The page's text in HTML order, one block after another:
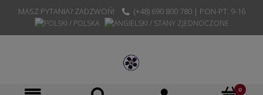
MASZ PYTANIA? ZADZWOŃ! (+48) 690 800 780 | PON-PT. 9-16